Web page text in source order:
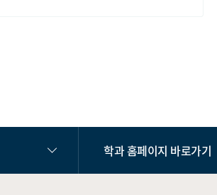
학과 홈페이지 바로가기